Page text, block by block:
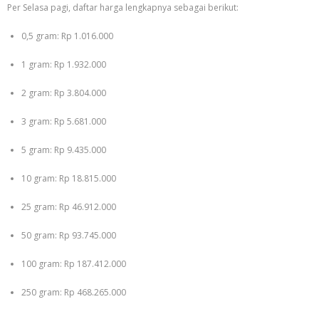
Per Selasa pagi, daftar harga lengkapnya sebagai berikut:
0,5 gram: Rp 1.016.000
1 gram: Rp 1.932.000
2 gram: Rp 3.804.000
3 gram: Rp 5.681.000
5 gram: Rp 9.435.000
10 gram: Rp 18.815.000
25 gram: Rp 46.912.000
50 gram: Rp 93.745.000
100 gram: Rp 187.412.000
250 gram: Rp 468.265.000